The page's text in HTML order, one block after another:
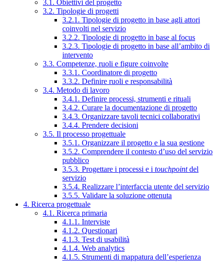
3.1. Obiettivi del progetto
3.2. Tipologie di progetti
3.2.1. Tipologie di progetto in base agli attori
coinvolti nel servizio
3.2.2. Tipologie di progetto in base al focus
3.2.3. Tipologie di progetto in base all’ambito di
intervento
3.3. Competenze, ruoli e figure coinvolte
3.3.1. Coordinatore di progetto
3.3.2. Definire ruoli e responsabilità
3.4. Metodo di lavoro
3.4.1. Definire processi, strumenti e rituali
3.4.2. Curare la documentazione di progetto
3.4.3. Organizzare tavoli tecnici collaborativi
3.4.4. Prendere decisioni
3.5. Il processo progettuale
3.5.1. Organizzare il progetto e la sua gestione
3.5.2. Comprendere il contesto d’uso del servizio
pubblico
3.5.3. Progettare i processi e i touchpointdel
servizio
3.5.4. Realizzare l’interfaccia utente del servizio
3.5.5. Validare la soluzione ottenuta
4. Ricerca progettuale
4.1. Ricerca primaria
4.1.1. Interviste
4.1.2. Questionari
4.1.3. Test di usabilità
4.1.4. Web analytics
4.1.5. Strumenti di mappatura dell’esperienza